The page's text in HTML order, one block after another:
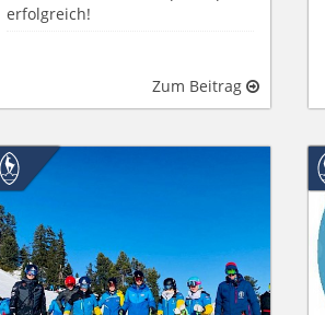
erfolgreich!
Zum Beitrag